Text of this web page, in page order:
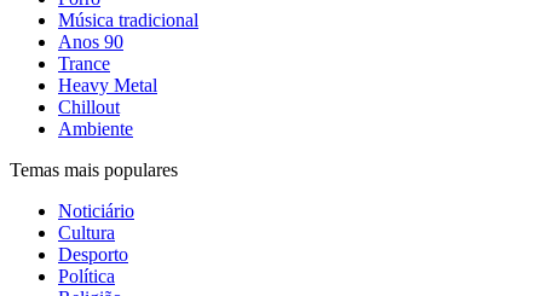
Música tradicional
Anos 90
Trance
Heavy Metal
Chillout
Ambiente
Temas mais populares
Noticiário
Cultura
Desporto
Política